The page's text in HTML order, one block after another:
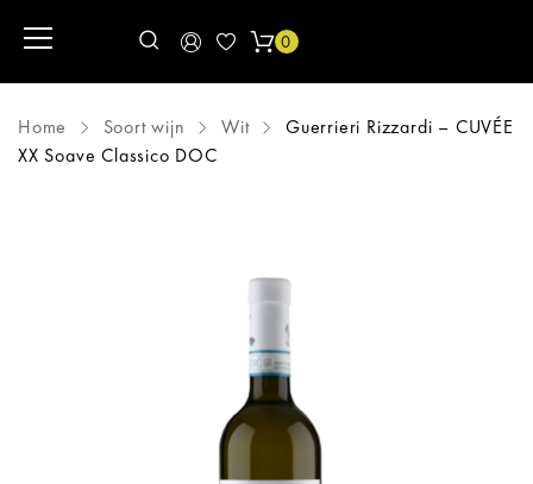
0
Home Soort wijn Wit
Guerrieri Rizzardi – CUVÉE
XX Soave Classico DOC